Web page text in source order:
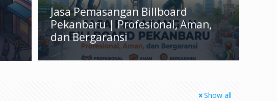
Jasa Pemasangan Billboard
Pekanbaru | Profesional, Aman,
dan Bergaransi
Show all